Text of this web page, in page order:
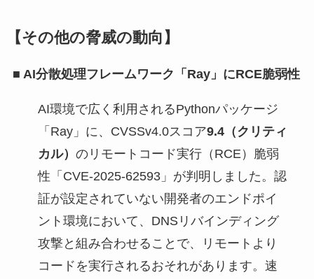
【その他の脅威の動向】
■ AI分散処理フレームワーク「Ray」にRCE脆弱性
AI環境で広く利用されるPythonパッケージ
「Ray」に、CVSSv4.0スコア9.4（クリティ
カル） のリモートコード実行（RCE）脆弱
性「CVE-2025-62593」が判明しました。認
証が設定されていない開発者のエンドポイ
ント環境において、DNSリバインディング
攻撃と組み合わせることで、リモートより
コードを実行されるおそれがあります。速